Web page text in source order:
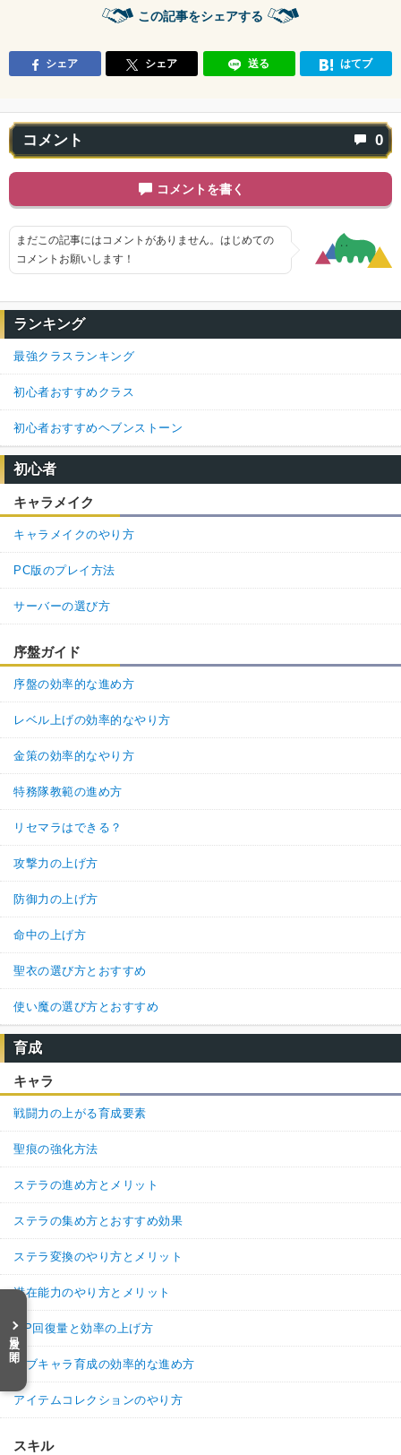
この記事をシェアする
シェア シェア 送る はてブ
コメント 0
コメントを書く
まだこの記事にはコメントがありません。はじめての
コメントお願いします！
目次を開く
ランキング
最強クラスランキング
初心者おすすめクラス
初心者おすすめヘブンストーン
初心者
キャラメイク
キャラメイクのやり方
PC版のプレイ方法
サーバーの選び方
序盤ガイド
序盤の効率的な進め方
レベル上げの効率的なやり方
金策の効率的なやり方
特務隊教範の進め方
リセマラはできる？
攻撃力の上げ方
防御力の上げ方
命中の上げ方
聖衣の選び方とおすすめ
使い魔の選び方とおすすめ
育成
キャラ
戦闘力の上がる育成要素
聖痕の強化方法
ステラの進め方とメリット
ステラの集め方とおすすめ効果
ステラ変換のやり方とメリット
潜在能力のやり方とメリット
MP回復量と効率の上げ方
サブキャラ育成の効率的な進め方
アイテムコレクションのやり方
スキル